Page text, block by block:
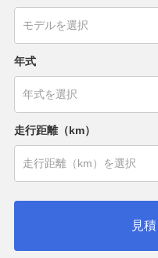
年式
走行距離（km）
見